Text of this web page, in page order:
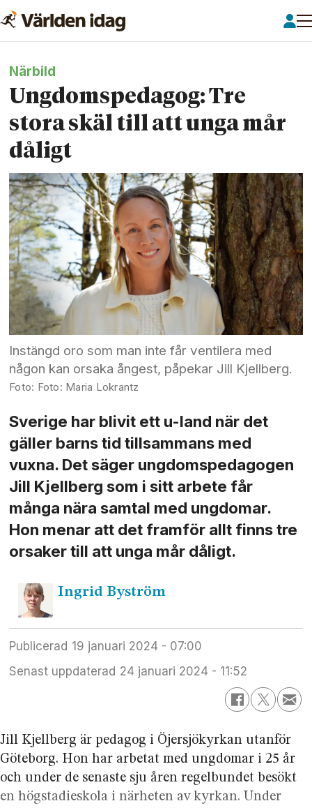
Närbild
Ungdoms­pedagog: Tre
stora skäl till att unga mår
dåligt
Instängd oro som man inte får ventilera med
någon kan orsaka ångest, påpekar Jill Kjellberg.
Foto: Maria Lokrantz
Sverige har blivit ett u-land när det
gäller barns tid tillsammans med
vuxna. Det säger ungdoms­pedagogen
Jill Kjellberg som i sitt arbete får
många nära samtal med ungdomar.
Hon menar att det framför allt finns tre
orsaker till att unga mår dåligt.
Ingrid Byström
Publicerad
19 januari 2024 - 07:00
Senast uppdaterad
24 januari 2024 - 11:52
Jill Kjellberg är pedagog i Öjersjökyrkan utanför
Göteborg. Hon har arbetat med ungdomar i 25 år
och under de senaste sju åren regelbundet besökt
en högstadieskola i närheten av kyrkan. Under